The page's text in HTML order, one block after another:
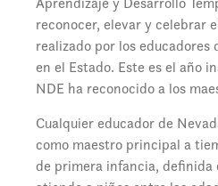
reconocer, elevar y celebrar
realizado por los
en el Estado. Este es el año
NDE ha reconocido a los
Cualquier educador de
como maestro principal a
de primera infancia, definida